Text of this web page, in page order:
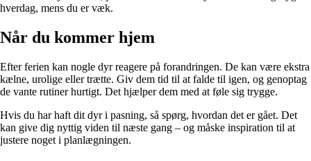
hverdag, mens du er væk.
Når du kommer hjem
Efter ferien kan nogle dyr reagere på forandringen. De kan være ekstra
kælne, urolige eller trætte. Giv dem tid til at falde til igen, og genoptag
de vante rutiner hurtigt. Det hjælper dem med at føle sig trygge.
Hvis du har haft dit dyr i pasning, så spørg, hvordan det er gået. Det
kan give dig nyttig viden til næste gang – og måske inspiration til at
justere noget i planlægningen.